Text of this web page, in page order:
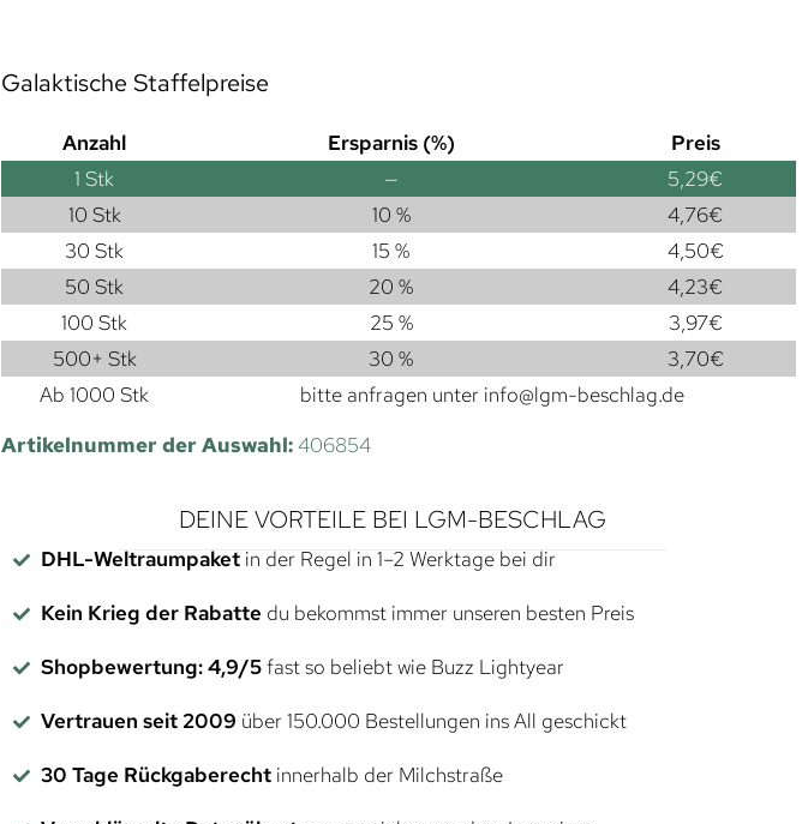
Galaktische Staffelpreise
Anzahl Ersparnis (%)
Preis
1 Stk — 5,29€
10 Stk
10 % 4,76€
30 Stk
15 % 4,50€
50 Stk
20 % 4,23€
100 Stk
25 % 3,97€
500+ Stk
30 % 3,70€
Ab 1000 Stk
bitte anfragen unter info@lgm-beschlag.de
Artikelnummer der Auswahl:406854
DEINE VORTEILE BEI LGM-BESCHLAG
DHL-Weltraumpaketin der Regel in 1–2 Werktage bei dir
Kein Krieg der Rabatte du bekommst immer unseren besten Preis
Shopbewertung: 4,9/5fast so beliebt wie Buzz Lightyear
Vertrauen seit 2009 über 150.000 Bestellungen ins All geschickt
30 Tage Rückgaberechtinnerhalb der Milchstraße